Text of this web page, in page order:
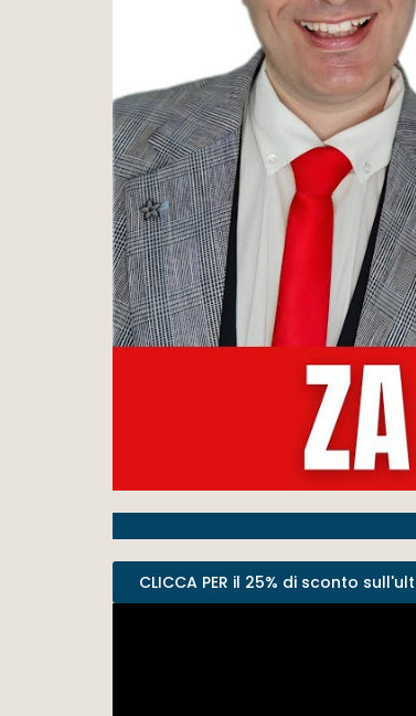
CLICCA PER il 25% di sconto